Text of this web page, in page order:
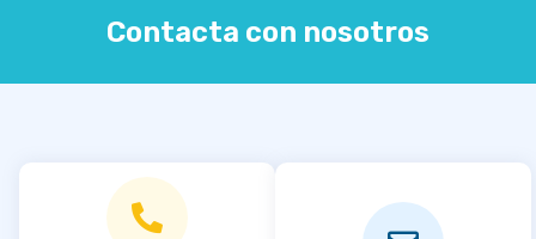
Contacta con nosotros